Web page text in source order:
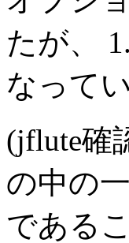
たが、
なって
(jflute確
の中の
である